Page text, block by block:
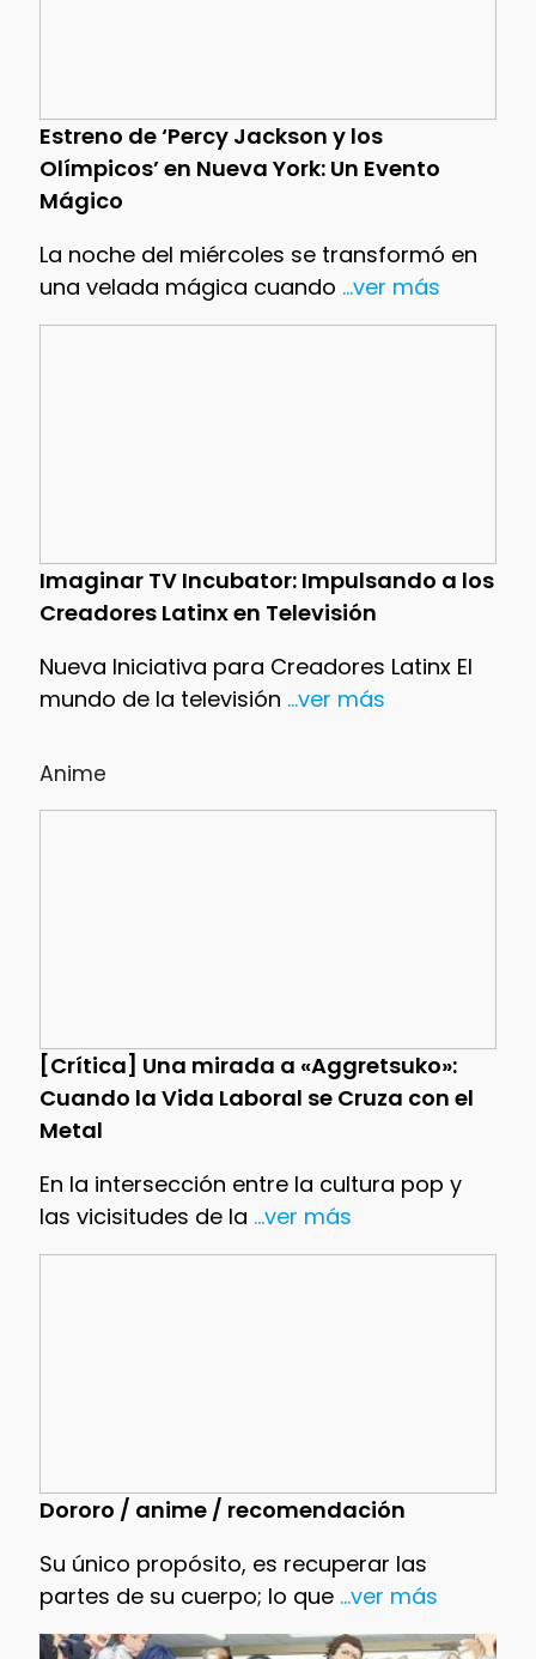
Estreno de ‘Percy Jackson y los
Olímpicos’ en Nueva York: Un Evento
Mágico
La noche del miércoles se transformó en
una velada mágica cuando ...ver más
Imaginar TV Incubator: Impulsando a los
Creadores Latinx en Televisión
Nueva Iniciativa para Creadores Latinx El
mundo de la televisión ...ver más
Anime
[Crítica] Una mirada a «Aggretsuko»:
Cuando la Vida Laboral se Cruza con el
Metal
En la intersección entre la cultura pop y
las vicisitudes de la ...ver más
Dororo / anime / recomendación
Su único propósito, es recuperar las
partes de su cuerpo; lo que...ver más